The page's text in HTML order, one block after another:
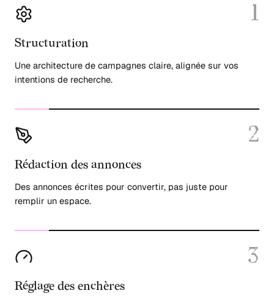
1
Structuration
Une architecture de campagnes claire, alignée sur vos
intentions de recherche.
2
Rédaction des annonces
Des annonces écrites pour convertir, pas juste pour
remplir un espace.
3
Réglage des enchères